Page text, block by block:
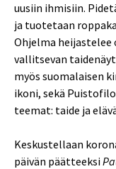
uusiin ihmisiin.
ja tuotetaan
Ohjelma heijastelee
vallitsevan
myös suomalaisen
ikoni, sekä
teemat: taide ja
Keskustellaan
päivän päätteeksi